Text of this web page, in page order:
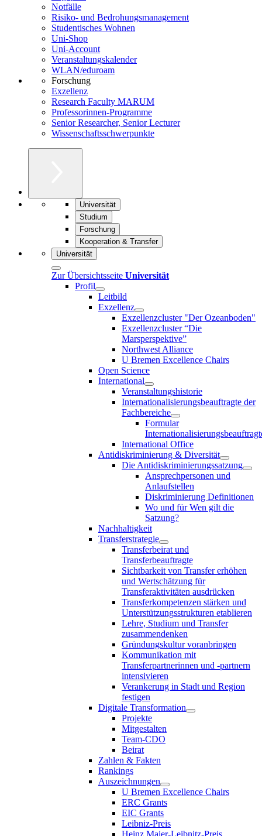
Notfälle
Risiko- und Bedrohungsmanagement
Studentisches Wohnen
Uni-Shop
Uni-Account
Veranstaltungskalender
WLAN/eduroam
Forschung
Exzellenz
Research Faculty MARUM
Professorinnen-Programme
Senior Researcher, Senior Lecturer
Wissenschaftsschwerpunkte
Universität
Studium
Forschung
Kooperation & Transfer
Universität
Zur Übersichtsseite Universität
Profil
Leitbild
Exzellenz
Exzellenzcluster "Der Ozeanboden"
Exzellenzcluster “Die
Marsperspektive”
Northwest Alliance
U Bremen Excellence Chairs
Open Science
International
Veranstaltungshistorie
Internationalisierungsbeauftragte der
Fachbereiche
Formular
International Office
Antidiskriminierung & Diversität
Die Antidiskriminierungssatzung
Ansprechpersonen und
Anlaufstellen
Diskriminierung Definitionen
Wo und für Wen gilt die
Satzung?
Nachhaltigkeit
Transferstrategie
Transferbeirat und
Transferbeauftragte
Sichtbarkeit von Transfer erhöhen
und Wertschätzung für
Transferaktivitäten ausdrücken
Transferkompetenzen stärken und
Unterstützungsstrukturen etablieren
Lehre, Studium und Transfer
zusammendenken
Gründungskultur voranbringen
Kommunikation mit
Transferpartnerinnen und -partnern
intensivieren
Verankerung in Stadt und Region
festigen
Digitale Transformation
Projekte
Mitgestalten
Team-CDO
Beirat
Zahlen & Fakten
Rankings
Auszeichnungen
U Bremen Excellence Chairs
ERC Grants
EIC Grants
Leibniz-Preis
Heinz Maier-Leibnitz-Preis